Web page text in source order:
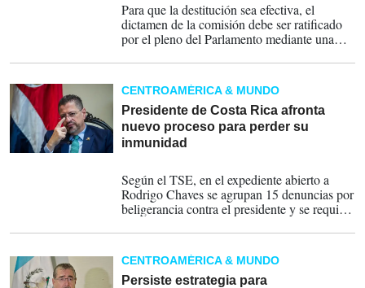
Para que la destitución sea efectiva, el
dictamen de la comisión debe ser ratificado
por el pleno del Parlamento mediante una
diputados.
CENTROAMÉRICA & MUNDO
Presidente de Costa Rica afronta
nuevo proceso para perder su
inmunidad
Según el TSE, en el expediente abierto a
Rodrigo Chaves se agrupan 15 denuncias por
beligerancia contra el presidente y se requiere
en el proceso que podría acarrear sanciones
para ejercer cargos públicos en el futuro y
hasta la destitución del cargo.
CENTROAMÉRICA & MUNDO
Persiste estrategia para